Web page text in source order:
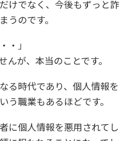
けでなく、今後もずっと詐
うのです。
・」
んが、本当のことです。
る時代であり、個人情報を
う職業もあるほどです。
に個人情報を悪用されてし